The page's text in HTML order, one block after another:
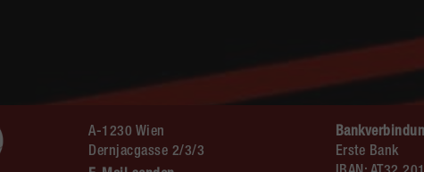
A-1230 Wien
Dernjacgasse 2/3/3
Erste Bank